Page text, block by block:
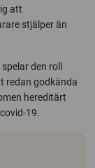
att
stjälper än
den roll
redan godkända
hereditärt
19.